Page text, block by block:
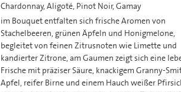
Chardonnay, Aligoté, Pinot Noir, Gamay
im Bouquet entfalten sich frische Aromen von
Stachelbeeren, grünen Äpfeln und Honigmelone,
begleitet von feinen Zitrusnoten wie Limette und
kandierter Zitrone, am Gaumen zeigt sich eine
Frische mit präziser Säure, knackigem Granny-
Apfel, reifer Birne und einem Hauch weißer